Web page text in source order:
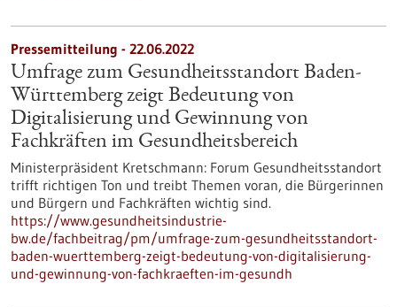
Pressemitteilung - 22.06.2022
Umfrage zum Gesundheitsstandort Baden-
Württemberg zeigt Bedeutung von
Digitalisierung und Gewinnung von
Fachkräften im Gesundheitsbereich
Ministerpräsident Kretschmann: Forum Gesundheitsstandort
trifft richtigen Ton und treibt Themen voran, die Bürgerinnen
und Bürgern und Fachkräften wichtig sind.
https://www.gesundheitsindustrie-
bw.de/fachbeitrag/pm/umfrage-zum-gesundheitsstandort-
baden-wuerttemberg-zeigt-bedeutung-von-digitalisierung-
und-gewinnung-von-fachkraeften-im-gesundh